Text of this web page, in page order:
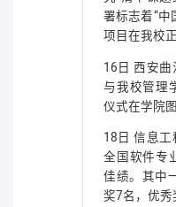
署标志着“中
项目在我校
16日 西安
与我校管理
仪式在学院
18日 信息工
全国软件专
佳绩。其中
奖7名，优秀